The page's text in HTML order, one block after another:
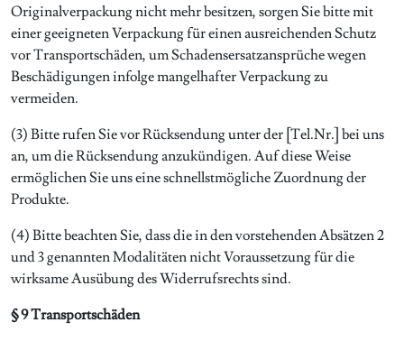
Originalverpackung nicht mehr besitzen, sorgen Sie bitte mit
einer geeigneten Verpackung für einen ausreichenden Schutz
vor Transportschäden, um Schadensersatzansprüche wegen
Beschädigungen infolge mangelhafter Verpackung zu
vermeiden.
(3) Bitte rufen Sie vor Rücksendung unter der [Tel.Nr.] bei uns
an, um die Rücksendung anzukündigen. Auf diese Weise
ermöglichen Sie uns eine schnellstmögliche Zuordnung der
Produkte.
(4) Bitte beachten Sie, dass die in den vorstehenden Absätzen 2
und 3 genannten Modalitäten nicht Voraussetzung für die
wirksame Ausübung des Widerrufsrechts sind.
§ 9 Transportschäden